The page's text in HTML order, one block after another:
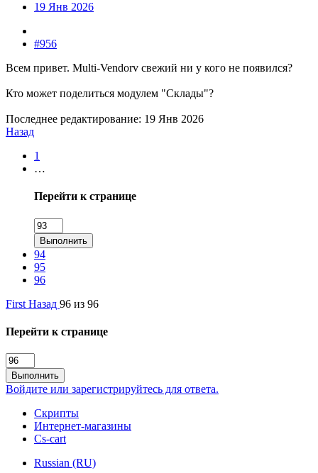
19 Янв 2026
#956
Всем привет. Multi-Vendorv свежий ни у кого не появился?
Кто может поделиться модулем "Склады"?
Последнее редактирование: 19 Янв 2026
Назад
1
…
Перейти к странице
Выполнить
94
95
96
First Назад 96 из 96
Перейти к странице
Выполнить
Войдите или зарегистрируйтесь для ответа.
Скрипты
Интернет-магазины
Cs-cart
Russian (RU)